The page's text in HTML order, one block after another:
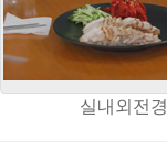
실내외전경